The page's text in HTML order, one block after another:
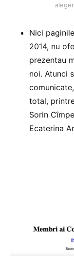
Nici
2014, nu
prezentau
noi. Atunci
total,
Sorin
Ecaterina